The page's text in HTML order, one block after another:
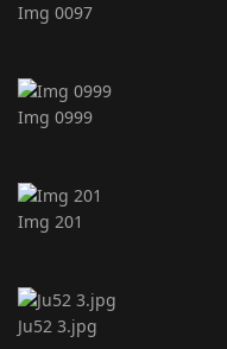
Img 0097
Img 0999
Img 201
Ju52 3.jpg